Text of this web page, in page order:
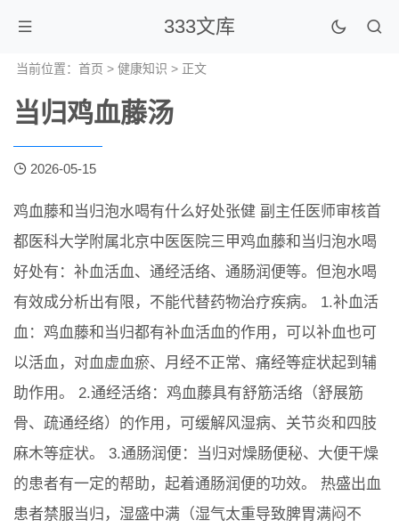
333文库
当前位置： 首页 > 健康知识 > 正文
当归鸡血藤汤
2026-05-15
鸡血藤和当归泡水喝有什么好处张健 副主任医师审核首
都医科大学附属北京中医医院三甲鸡血藤和当归泡水喝
好处有：补血活血、通经活络、通肠润便等。但泡水喝
有效成分析出有限，不能代替药物治疗疾病。 1.补血活
血：鸡血藤和当归都有补血活血的作用，可以补血也可
以活血，对血虚血瘀、月经不正常、痛经等症状起到辅
助作用。 2.通经活络：鸡血藤具有舒筋活络（舒展筋
骨、疏通经络）的作用，可缓解风湿病、关节炎和四肢
麻木等症状。 3.通肠润便：当归对燥肠便秘、大便干燥
的患者有一定的帮助，起着通肠润便的功效。 热盛出血
患者禁服当归，湿盛中满（湿气太重导致脾胃满闷不